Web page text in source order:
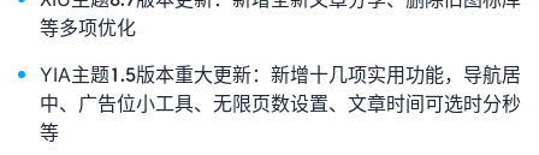
等多项优化
YIA主题1.5版本重大更新：新增十几项实用功能，导航居
中、广告位小工具、无限页数设置、文章时间可选时分秒
等